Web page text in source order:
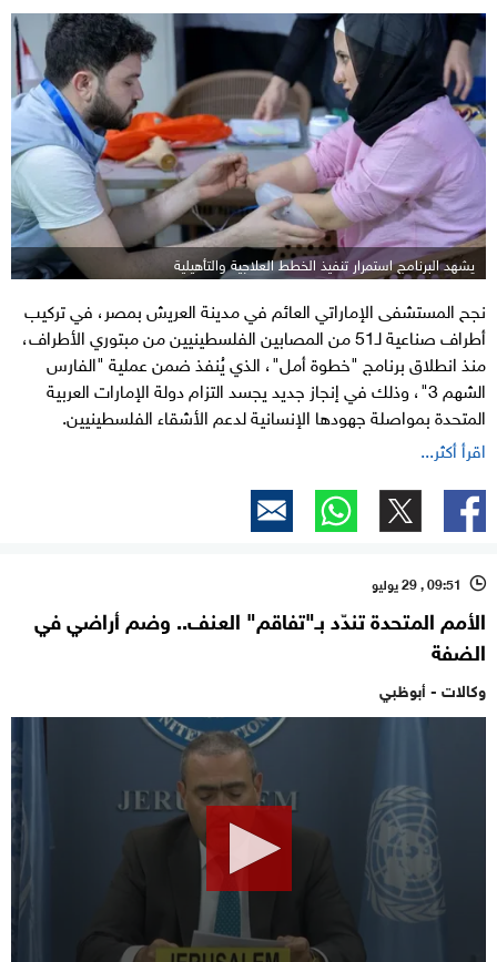
يشهد البرنامج استمرار تنفيذ الخطط العلاجية والتأهيلية
نجح المستشفى الإماراتي العائم في مدينة العريش بمصر، في تركيب
أطراف صناعية لـ51 من المصابين الفلسطينيين من مبتوري الأطراف،
منذ انطلاق برنامج "خطوة أمل"، الذي يُنفذ ضمن عملية "الفارس
الشهم 3"، وذلك في إنجاز جديد يجسد التزام دولة الإمارات العربية
المتحدة بمواصلة جهودها الإنسانية لدعم الأشقاء الفلسطينيين.
اقرأ أكثر...
l 09:51 , 29 يوليو
الأمم المتحدة تندّد بـ"تفاقم" العنف.. وضم أراضي في
الضفة
وكالات - أبوظبي
seconds
of
53